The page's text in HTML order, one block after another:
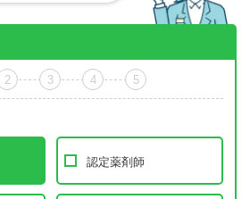
2 3 4 5
認定薬剤師